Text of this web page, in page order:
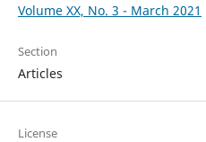
Volume XX, No. 3 - March 2021
Section
Articles
License